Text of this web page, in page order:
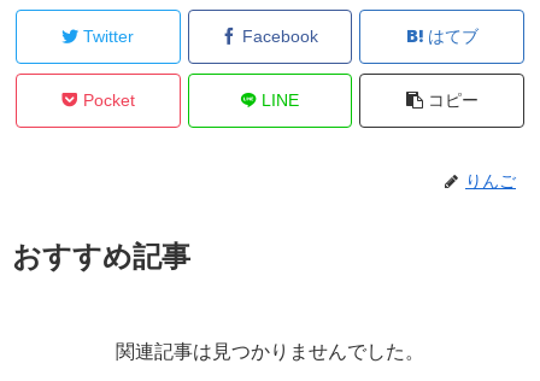
Twitter Facebook はてブ
Pocket LINE コピー
りんご
おすすめ記事
関連記事は見つかりませんでした。